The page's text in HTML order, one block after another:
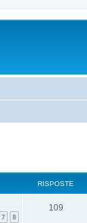
RISPOSTE
7 8
109R